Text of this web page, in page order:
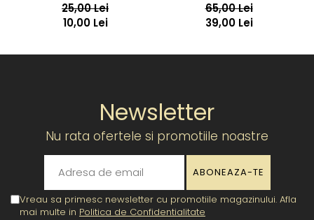
25,00 Lei
10,00 Lei
65,00 Lei
39,00 Lei
Newsletter
Nu rata ofertele si promotiile noastre
Vreau sa primesc newsletter cu promotiile magazinului. Afla
mai multe in Politica de Confidentialitate